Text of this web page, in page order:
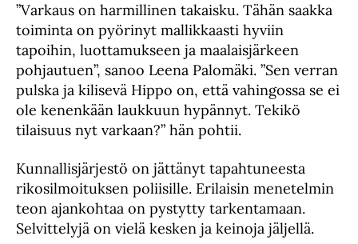
”Varkaus on harmillinen takaisku. Tähän saakka
toiminta on pyörinyt mallikkaasti hyviin
tapoihin, luottamukseen ja maalaisjärkeen
pohjautuen”, sanoo Leena Palomäki. ”Sen verran
pulska ja kilisevä Hippo on, että vahingossa se ei
ole kenenkään laukkuun hypännyt. Tekikö
tilaisuus nyt varkaan?” hän pohtii.
Kunnallisjärjestö on jättänyt tapahtuneesta
rikosilmoituksen poliisille. Erilaisin menetelmin
teon ajankohtaa on pystytty tarkentamaan.
Selvittelyjä on vielä kesken ja keinoja jäljellä.